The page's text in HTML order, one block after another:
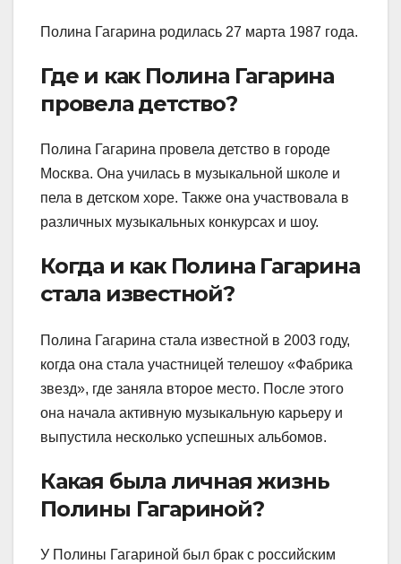
Полина Гагарина родилась 27 марта 1987 года.
Где и как Полина Гагарина
провела детство?
Полина Гагарина провела детство в городе
Москва. Она училась в музыкальной школе и
пела в детском хоре. Также она участвовала в
различных музыкальных конкурсах и шоу.
Когда и как Полина Гагарина
стала известной?
Полина Гагарина стала известной в 2003 году,
когда она стала участницей телешоу «Фабрика
звезд», где заняла второе место. После этого
она начала активную музыкальную карьеру и
выпустила несколько успешных альбомов.
Какая была личная жизнь
Полины Гагариной?
У Полины Гагариной был брак с российским